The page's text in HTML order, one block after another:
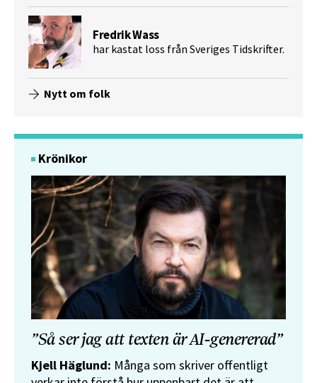
Fredrik Wass
har kastat loss från Sveriges Tidskrifter.
Nytt om folk
Krönikor
”Så ser jag att texten är AI-genererad”
Kjell Häglund: Många som skriver offentligt